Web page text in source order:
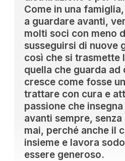
Come in una
a guardare avanti,
molti soci con meno
susseguirsi di nuove
così che si trasmette
quella che guarda ad
cresce come fosse
trattare con cura e
passione che
avanti sempre,
mai, perché anche il
insieme e lavora
essere generoso.